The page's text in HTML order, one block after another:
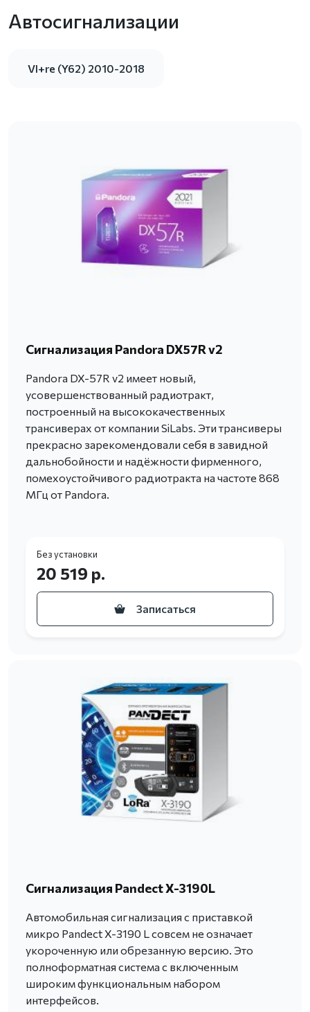
Автосигнализации
VI+re (Y62) 2010-2018
Сигнализация Pandora DX57R v2
Pandora DX-57R v2 имеет новый,
усовершенствованный радиотракт,
построенный на высококачественных
трансиверах от компании SiLabs. Эти трансиверы
прекрасно зарекомендовали себя в завидной
дальнобойности и надёжности фирменного,
помехоустойчивого радиотракта на частоте 868
МГц от Pandora.
Без установки
20 519 р.
Записаться
Сигнализация Pandect X-3190L
Автомобильная сигнализация с приставкой
микро Pandect X-3190 L совсем не означает
укороченную или обрезанную версию. Это
полноформатная система с включенным
широким функциональным набором
интерфейсов.